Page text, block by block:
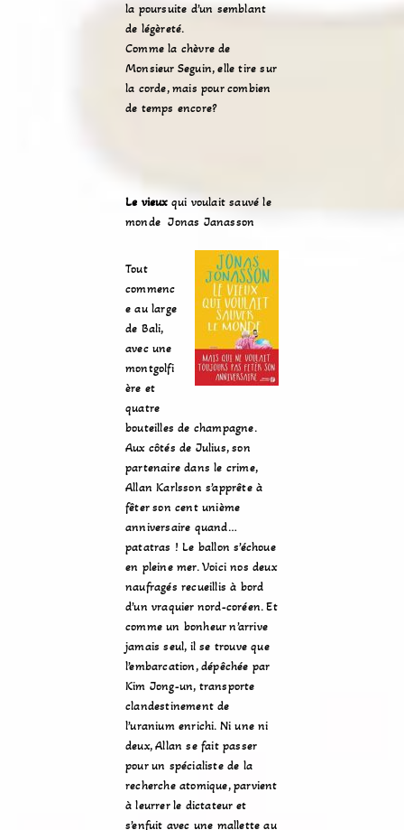
la poursuite d’un semblant
de légèreté.
Comme la chèvre de
Monsieur Seguin, elle tire sur
la corde, mais pour combien
de temps encore?
Le vieuxqui voulait sauvé le
monde Jonas Janasson
Tout
commenc
e au large
de Bali,
avec une
montgolfi
ère et
quatre
bouteilles de champagne.
Aux côtés de Julius, son
partenaire dans le crime,
Allan Karlsson s’apprête à
fêter son cent unième
anniversaire quand…
patatras ! Le ballon s’échoue
en pleine mer. Voici nos deux
naufragés recueillis à bord
d’un vraquier nord-coréen. Et
comme un bonheur n’arrive
jamais seul, il se trouve que
l’embarcation, dépêchée par
Kim Jong-un, transporte
clandestinement de
l’uranium enrichi. Ni une ni
deux, Allan se fait passer
pour un spécialiste de la
recherche atomique, parvient
à leurrer le dictateur et
s’enfuit avec une mallette au